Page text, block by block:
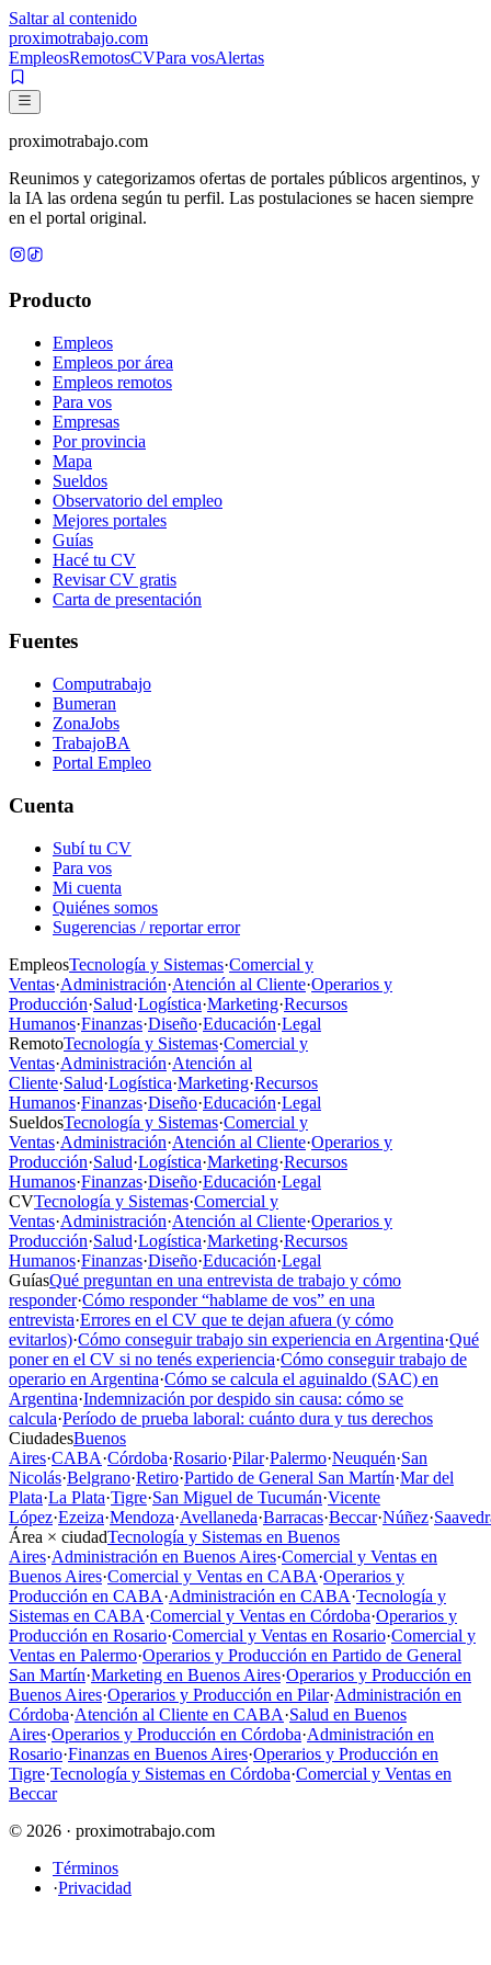
Saltar al contenido
proximotrabajo.com
EmpleosRemotosCVPara vosAlertas
proximotrabajo.com
Reunimos y categorizamos ofertas de portales públicos argentinos, y
la IA las ordena según tu perfil. Las postulaciones se hacen siempre
en el portal original.
Producto
Empleos
Empleos por área
Empleos remotos
Para vos
Empresas
Por provincia
Mapa
Sueldos
Observatorio del empleo
Mejores portales
Guías
Hacé tu CV
Revisar CV gratis
Carta de presentación
Fuentes
Computrabajo
Bumeran
ZonaJobs
TrabajoBA
Portal Empleo
Cuenta
Subí tu CV
Para vos
Mi cuenta
Quiénes somos
Sugerencias / reportar error
EmpleosTecnología y Sistemas·Comercial y
Ventas·Administración·Atención al Cliente·Operarios y
Producción·Salud·Logística·Marketing·Recursos
Humanos·Finanzas·Diseño·Educación·Legal
RemotoTecnología y Sistemas·Comercial y
Ventas·Administración·Atención al
Cliente·Salud·Logística·Marketing·Recursos
Humanos·Finanzas·Diseño·Educación·Legal
SueldosTecnología y Sistemas·Comercial y
Ventas·Administración·Atención al Cliente·Operarios y
Producción·Salud·Logística·Marketing·Recursos
Humanos·Finanzas·Diseño·Educación·Legal
CVTecnología y Sistemas·Comercial y
Ventas·Administración·Atención al Cliente·Operarios y
Producción·Salud·Logística·Marketing·Recursos
Humanos·Finanzas·Diseño·Educación·Legal
GuíasQué preguntan en una entrevista de trabajo y cómo
responder·Cómo responder “hablame de vos” en una
entrevista·Errores en el CV que te dejan afuera (y cómo
evitarlos)·Cómo conseguir trabajo sin experiencia en Argentina·Qué
poner en el CV si no tenés experiencia·Cómo conseguir trabajo de
operario en Argentina·Cómo se calcula el aguinaldo (SAC) en
Argentina·Indemnización por despido sin causa: cómo se
calcula·Período de prueba laboral: cuánto dura y tus derechos
CiudadesBuenos
Aires·CABA·Córdoba·Rosario·Pilar·Palermo·Neuquén·San
Nicolás·Belgrano·Retiro·Partido de General San Martín·Mar del
Plata·La Plata·Tigre·San Miguel de Tucumán·Vicente
López·Ezeiza·Mendoza·Avellaneda·Barracas·Beccar·Núñez·
Área × ciudadTecnología y Sistemas en Buenos
Aires·Administración en Buenos Aires·Comercial y Ventas en
Buenos Aires·Comercial y Ventas en CABA·Operarios y
Producción en CABA·Administración en CABA·Tecnología y
Sistemas en CABA·Comercial y Ventas en Córdoba·Operarios y
Producción en Rosario·Comercial y Ventas en Rosario·Comercial y
Ventas en Palermo·Operarios y Producción en Partido de General
San Martín·Marketing en Buenos Aires·Operarios y Producción en
Buenos Aires·Operarios y Producción en Pilar·Administración en
Córdoba·Atención al Cliente en CABA·Salud en Buenos
Aires·Operarios y Producción en Córdoba·Administración en
Rosario·Finanzas en Buenos Aires·Operarios y Producción en
Tigre·Tecnología y Sistemas en Córdoba·Comercial y Ventas en
Beccar
© 2026 · proximotrabajo.com
Términos
·Privacidad